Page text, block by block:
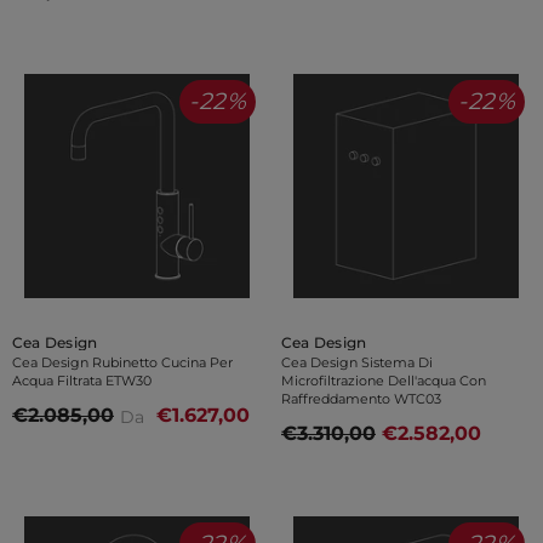
-22%
Venditore:
Cea Design
Cea Design Rubinetto Cucina Per
Acqua Filtrata ETW30
€2.085,00 Da €1.627,00
-22%
Venditore:
Cea Design
Cea Design Sistema Di
Microfiltrazione Dell'acqua Con
Raffreddamento WTC03
€3.310,00 €2.582,00